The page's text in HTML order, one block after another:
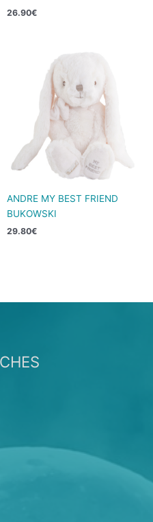
26.90€
ANDRE MY BEST FRIEND
BUKOWSKI
29.80€